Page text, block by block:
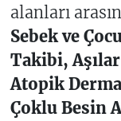
alanları
Sebek ve
Takibi,
Atopik
Çoklu Besin